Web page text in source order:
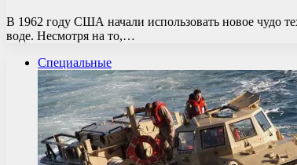
В 1962 году США начали использовать новое чудо
воде. Несмотря на то,…
Специальные